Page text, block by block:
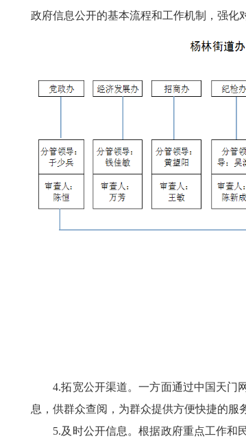
政府信息公开的基本流程和工作机制，强化
4.拓宽公开渠道。一方面通过中国天门网
息，供群众查阅，为群众提供方便快捷的服
5.及时公开信息。根据政府重点工作和民